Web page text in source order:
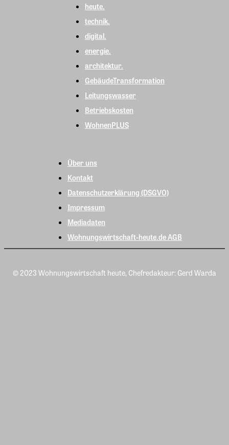
heute.
technik.
digital.
energie.
architektur.
GebäudeTransformation
Leitungswasser
Betriebskosten
WohnenPLUS
Über uns
Kontakt
Datenschutzerklärung (DSGVO)
Impressum
Mediadaten
Wohnungswirtschaft-heute.de AGB
© 2023 Wohnungswirtschaft heute, Chefredakteur: Gerd Warda